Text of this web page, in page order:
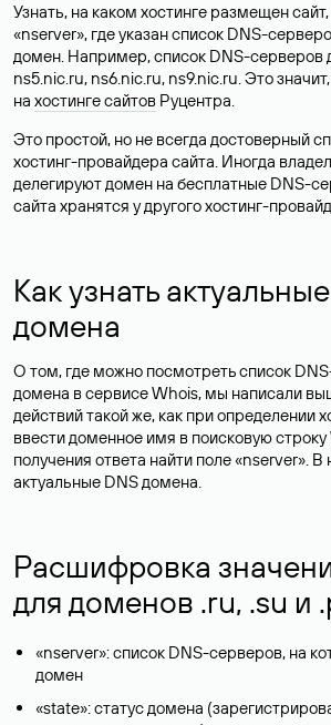
Узнать, на каком хостинге размещен
«nserver», где указан список DNS-
домен. Например, список DNS-серверов
ns5.nic.ru, ns6.nic.ru, ns9.nic.ru. Это
на хостинге сайтов Руцентра.
Это простой, но не всегда достоверный
хостинг-провайдера сайта. Иногда
делегируют домен на бесплатные DNS-
сайта хранятся у другого хостинг-
Как узнать
домена
О том, где можно посмотреть список
домена в сервисе Whois, мы написали
действий такой же, как при определении
ввести доменное имя в поисковую
получения ответа найти поле «nserver». В
актуальные DNS домена.
Расшифровка
для доменов .ru, .su и
«nserver»: список DNS-серверов, на
домен
«state»: статус домена